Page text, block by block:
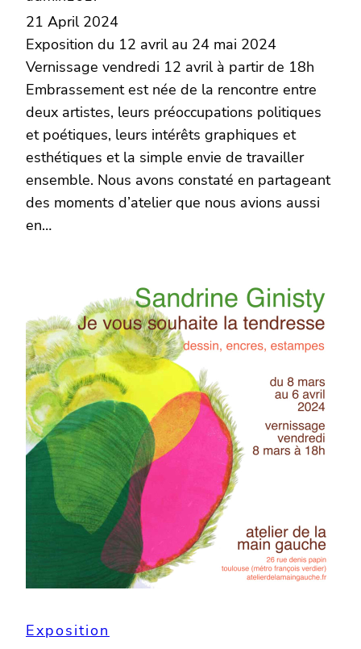
21 April 2024
Exposition du 12 avril au 24 mai 2024
Vernissage vendredi 12 avril à partir de 18h
Embrassement est née de la rencontre entre
deux artistes, leurs préoccupations politiques
et poétiques, leurs intérêts graphiques et
esthétiques et la simple envie de travailler
ensemble. Nous avons constaté en partageant
des moments d’atelier que nous avions aussi
en…
Exposition